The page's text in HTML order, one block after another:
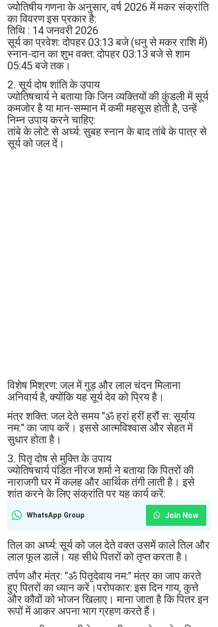
ज्योतिषीय गणना के अनुसार, वर्ष 2026 में मकर संक्रांति
का विवरण इस प्रकार है:
तिथि : 14 जनवरी 2026
सूर्य का प्रवेश: दोपहर 03:13 बजे (धनु से मकर राशि में)
स्नान-दान का शुभ वक्त: दोपहर 03:13 बजे से शाम
05:45 बजे तक।
2. सूर्य दोष शांति के उपाय
ज्योतिषचार्य ने बताया कि जिन व्यक्तियों की कुंडली में सूर्य
कमजोर है या मान-सम्मान में कमी महसूस होती है, उन्हें
निम्न उपाय करने चाहिए:
तांबे के लोटे से अर्घ्य: सुबह स्नान के बाद तांबे के पात्र से
सूर्य को जल दें।
विशेष मिश्रण: जल में गुड़ और लाल चंदन मिलाना
अनिवार्य है, क्योंकि यह सूर्य देव को प्रिय है।
मंत्र शक्ति: जल देते समय "ॐ ह्रां ह्रीं ह्रौं स: सूर्याय
नम:" का जाप करें। इससे आत्मविश्वास और सेहत में
सुधार होता है।
3. पितृ दोष से मुक्ति के उपाय
ज्योतिषचार्य पंडित नीरज शर्मा ने बताया कि पितरों की
नाराजगी घर में कलह और आर्थिक तंगी लाती है। इसे
शांत करने के लिए संक्रांति पर यह कार्य करें:
WhatsApp Group Join Now
तिल का अर्घ्य: सूर्य को जल देते वक्त उसमें काले तिल और
लाल फूल डालें। यह सीधे पितरों को तृप्त करता है।
तर्पण और मंत्र: "ॐ पितृदेवाय नम:" मंत्र का जाप करते
हुए पितरों का ध्यान करें।परोपकार: इस दिन गाय, कुत्ते
और कौवों को भोजन खिलाए। माना जाता है कि पितर इन
रूपों में आकर अपना भाग ग्रहण करते हैं।